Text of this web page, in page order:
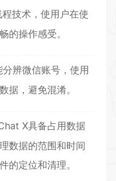
程技术，使用户在使
的操作感受。
分辨微信账号，使用
据，避免混淆。
X具备占用数据
数据的范围和时间
的定位和清理。